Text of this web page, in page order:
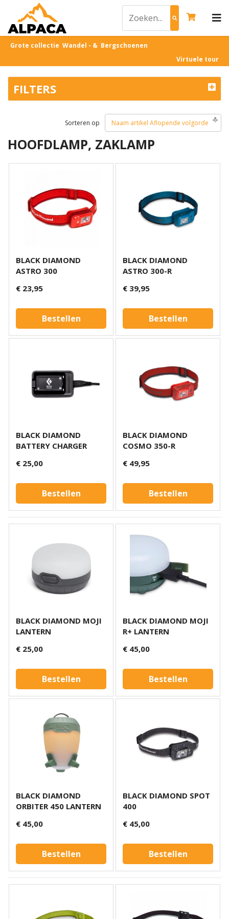
Grote collectie Wandel - & Bergschoenen
Virtuele tour
FILTERS
Sorteren op Naam artikel Aflopende volgorde
HOOFDLAMP, ZAKLAMP
BLACK DIAMOND
ASTRO 300
€ 23,95
Bestellen
BLACK DIAMOND
ASTRO 300-R
€ 39,95
Bestellen
BLACK DIAMOND
BATTERY CHARGER
€ 25,00
Bestellen
BLACK DIAMOND
COSMO 350-R
€ 49,95
Bestellen
BLACK DIAMOND MOJI
LANTERN
€ 25,00
Bestellen
BLACK DIAMOND MOJI
R+ LANTERN
€ 45,00
Bestellen
BLACK DIAMOND
ORBITER 450 LANTERN
€ 45,00
Bestellen
BLACK DIAMOND SPOT
400
€ 45,00
Bestellen